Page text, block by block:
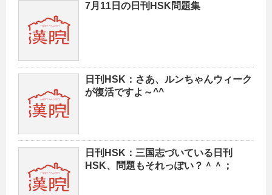
7月11日の日刊HSK問題集
日刊HSK：さあ、ルンちゃんウィーク
が復活ですよ～^^
日刊HSK：三国志づいている日刊
HSK、問題もそれっぽい？＾＾；